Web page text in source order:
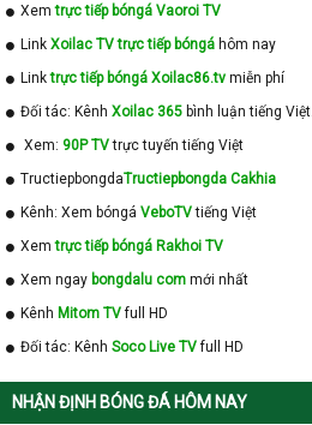
Xemtrực tiếp bóngá Vaoroi TV
Link Xoilac TV trực tiếp bóngá hôm nay
Linktrực tiếp bóngá Xoilac86.tv miễn phí
Đối tác: Kênh Xoilac 365 bình luận tiếng Việt.
Xem: 90P TVtrực tuyến tiếng Việt
TructiepbongdaTructiepbongda Cakhia
Kênh: Xem bóngá VeboTVtiếng Việt
Xemtrực tiếp bóngá Rakhoi TV
Xem ngay bongdalu com mới nhất
Kênh Mitom TVfull HD
Đối tác: Kênh Soco Live TVfull HD
NHẬN ĐỊNH BÓNG ĐÁ HÔM NAY